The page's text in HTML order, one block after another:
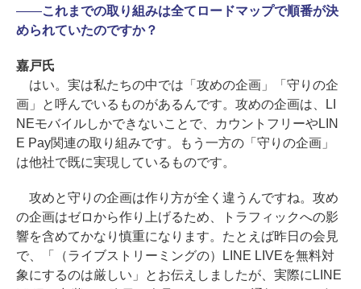
――これまでの取り組みは全てロードマップで順番が決
められていたのですか？
嘉戸氏
はい。実は私たちの中では「攻めの企画」「守りの企
画」と呼んでいるものがあるんです。攻めの企画は、LI
NEモバイルしかできないことで、カウントフリーやLIN
E Pay関連の取り組みです。もう一方の「守りの企画」
は他社で既に実現しているものです。
攻めと守りの企画は作り方が全く違うんですね。攻め
の企画はゼロから作り上げるため、トラフィックへの影
響を含めてかなり慎重になります。たとえば昨日の会見
で、「（ライブストリーミングの）LINE LIVEを無料対
象にするのは厳しい」とお伝えしましたが、実際にLINE